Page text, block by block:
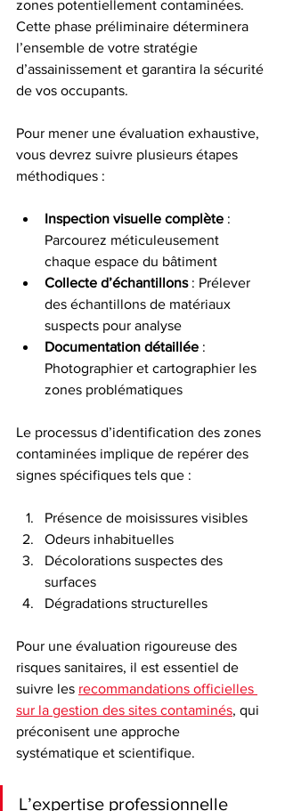
zones potentiellement contaminées.
Cette phase préliminaire déterminera
l’ensemble de votre stratégie
d’assainissement et garantira la sécurité
de vos occupants.
Pour mener une évaluation exhaustive,
vous devrez suivre plusieurs étapes
méthodiques :
Inspection visuelle complète :
Parcourez méticuleusement
chaque espace du bâtiment
Collecte d’échantillons : Prélever
des échantillons de matériaux
suspects pour analyse
Documentation détaillée :
Photographier et cartographier les
zones problématiques
Le processus d’identification des zones
contaminées implique de repérer des
signes spécifiques tels que :
Présence de moisissures visibles
Odeurs inhabituelles
Décolorations suspectes des
surfaces
Dégradations structurelles
Pour une évaluation rigoureuse des
risques sanitaires, il est essentiel de
suivre les recommandations officielles
sur la gestion des sites contaminés, qui
préconisent une approche
systématique et scientifique.
L’expertise professionnelle